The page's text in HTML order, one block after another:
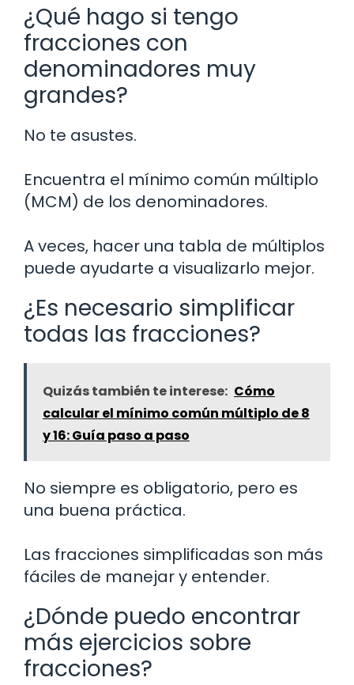
¿Qué hago si tengo
fracciones con
denominadores muy
grandes?
No te asustes.
Encuentra el mínimo común múltiplo
(MCM) de los denominadores.
A veces, hacer una tabla de múltiplos
puede ayudarte a visualizarlo mejor.
¿Es necesario simplificar
todas las fracciones?
Quizás también te interese: Cómo
calcular el mínimo común múltiplo de 8
y 16: Guía paso a paso
No siempre es obligatorio, pero es
una buena práctica.
Las fracciones simplificadas son más
fáciles de manejar y entender.
¿Dónde puedo encontrar
más ejercicios sobre
fracciones?